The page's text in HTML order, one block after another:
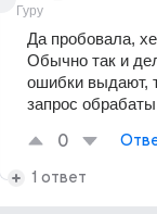
Гуру
Да пробовала,
Обычно так и
ошибки выдают,
запрос
0
1 ответ